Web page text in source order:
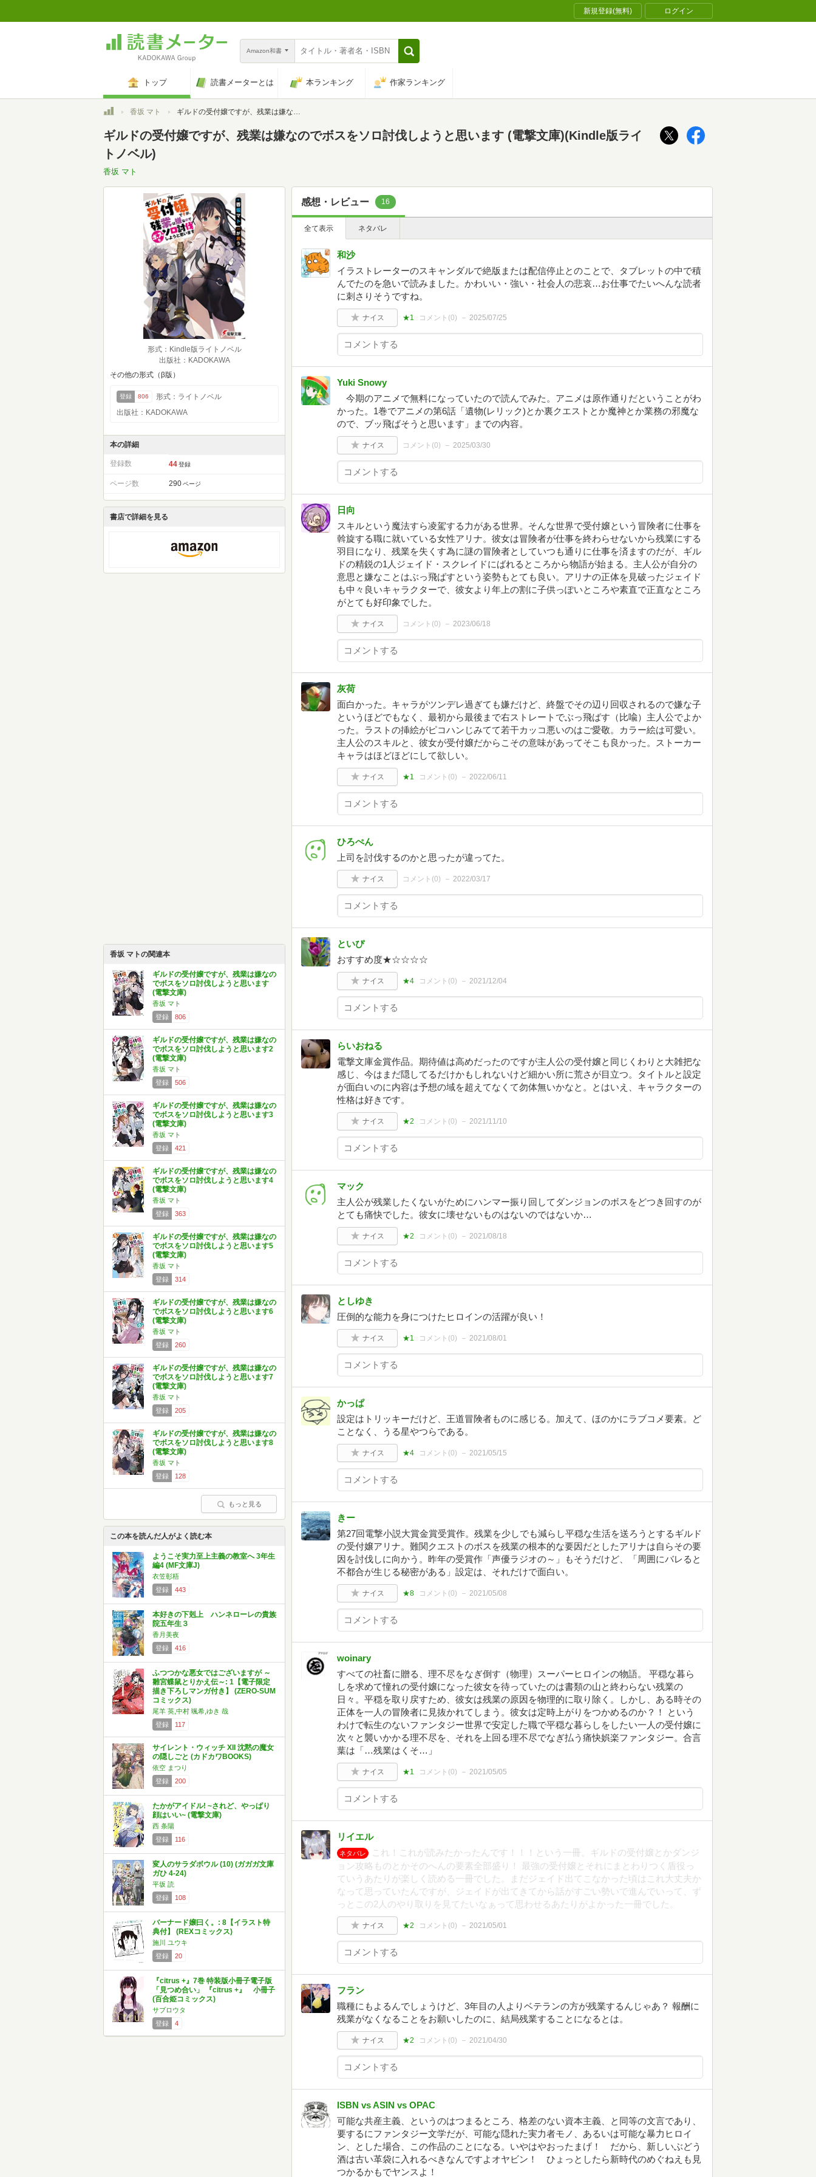
新規登録(無料) ログイン
Amazon和書
トップ 読書メーターとは 本ランキング 作家ランキング
トップ香坂 マト ギルドの受付嬢ですが、残業は嫌なのでボスをソロ討伐しようと思います (電撃文庫)
ギルドの受付嬢ですが、残業は嫌なのでボスをソロ討伐しようと思います (電撃文庫)(Kindle版ライ
トノベル)
香坂 マト
形式：Kindle版ライトノベル
出版社：KADOKAWA
その他の形式（β版）
登録 806
形式：ライトノベル
出版社：KADOKAWA
本の詳細
登録数 44 登録
ページ数 290 ページ
書店で詳細を見る
香坂 マトの関連本
ギルドの受付嬢ですが、残業は嫌なの
でボスをソロ討伐しようと思います
(電撃文庫)
香坂 マト
登録
806
ギルドの受付嬢ですが、残業は嫌なの
でボスをソロ討伐しようと思います2
(電撃文庫)
香坂 マト
登録
506
ギルドの受付嬢ですが、残業は嫌なの
でボスをソロ討伐しようと思います3
(電撃文庫)
香坂 マト
登録
421
ギルドの受付嬢ですが、残業は嫌なの
でボスをソロ討伐しようと思います4
(電撃文庫)
香坂 マト
登録
363
ギルドの受付嬢ですが、残業は嫌なの
でボスをソロ討伐しようと思います5
(電撃文庫)
香坂 マト
登録
314
ギルドの受付嬢ですが、残業は嫌なの
でボスをソロ討伐しようと思います6
(電撃文庫)
香坂 マト
登録
260
ギルドの受付嬢ですが、残業は嫌なの
でボスをソロ討伐しようと思います7
(電撃文庫)
香坂 マト
登録
205
ギルドの受付嬢ですが、残業は嫌なの
でボスをソロ討伐しようと思います8
(電撃文庫)
香坂 マト
登録
128
もっと見る
この本を読んだ人がよく読む本
ようこそ実力至上主義の教室へ 3年生
編4 (MF文庫J)
衣笠彰梧
登録
443
本好きの下剋上 ハンネローレの貴族
院五年生３
香月美夜
登録
416
ふつつかな悪女ではございますが ～
雛宮蝶鼠とりかえ伝～: 1【電子限定
描き下ろしマンガ付き】 (ZERO-SUM
コミックス)
尾羊 英,中村 颯希,ゆき 哉
登録
117
サイレント・ウィッチ XII 沈黙の魔女
の隠しごと (カドカワBOOKS)
依空 まつり
登録
200
たかがアイドル! ~されど、やっぱり
顔はいい~ (電撃文庫)
西 条陽
登録
116
変人のサラダボウル (10) (ガガガ文庫
ガひ 4-24)
平坂 読
登録
108
バーナード嬢曰く。: 8【イラスト特
典付】 (REXコミックス)
施川 ユウキ
登録
20
『citrus +』7巻 特装版小冊子電子版
「見つめ合い」 『citrus +』 小冊子
(百合姫コミックス)
サブロウタ
登録
4
感想・レビュー 16
全て表示 ネタバレ
和沙
イラストレーターのスキャンダルで絶版または配信停止とのことで、タブレットの中で積
んでたのを急いで読みました。かわいい・強い・社会人の悲哀…お仕事でたいへんな読者
に刺さりそうですね。
ナイス ★1 コメント(0) 2025/07/25
Yuki Snowy
今期のアニメで無料になっていたので読んでみた。アニメは原作通りだということがわ
かった。1巻でアニメの第6話「遺物(レリック)とか裏クエストとか魔神とか業務の邪魔な
ので、ブッ飛ばそうと思います」までの内容。
ナイス コメント(0) 2025/03/30
日向
スキルという魔法すら凌駕する力がある世界。そんな世界で受付嬢という冒険者に仕事を
斡旋する職に就いている女性アリナ。彼女は冒険者が仕事を終わらせないから残業にする
羽目になり、残業を失くす為に謎の冒険者としていつも通りに仕事を済ますのだが、ギル
ドの精鋭の1人ジェイド・スクレイドにばれるところから物語が始まる。主人公が自分の
意思と嫌なことはぶっ飛ばすという姿勢もとても良い。アリナの正体を見破ったジェイド
も中々良いキャラクターで、彼女より年上の割に子供っぽいところや素直で正直なところ
がとても好印象でした。
ナイス コメント(0) 2023/06/18
灰荷
面白かった。キャラがツンデレ過ぎても嫌だけど、終盤でその辺り回収されるので嫌な子
というほどでもなく、最初から最後まで右ストレートでぶっ飛ばす（比喩）主人公でよか
った。ラストの挿絵がピコハンじみてて若干カッコ悪いのはご愛敬。カラー絵は可愛い。
主人公のスキルと、彼女が受付嬢だからこその意味があってそこも良かった。ストーカー
キャラはほどほどにして欲しい。
ナイス ★1 コメント(0) 2022/06/11
ひろぺん
上司を討伐するのかと思ったが違ってた。
ナイス コメント(0) 2022/03/17
といぴ
おすすめ度★☆☆☆☆
ナイス ★4 コメント(0) 2021/12/04
らいおねる
電撃文庫金賞作品。期待値は高めだったのですが主人公の受付嬢と同じくわりと大雑把な
感じ、今はまだ隠してるだけかもしれないけど細かい所に荒さが目立つ。タイトルと設定
が面白いのに内容は予想の域を超えてなくて勿体無いかなと。とはいえ、キャラクターの
性格は好きです。
ナイス ★2 コメント(0) 2021/11/10
マック
主人公が残業したくないがためにハンマー振り回してダンジョンのボスをどつき回すのが
とても痛快でした。彼女に壊せないものはないのではないか…
ナイス ★2 コメント(0) 2021/08/18
としゆき
圧倒的な能力を身につけたヒロインの活躍が良い！
ナイス ★1 コメント(0) 2021/08/01
かっぱ
設定はトリッキーだけど、王道冒険者ものに感じる。加えて、ほのかにラブコメ要素。ど
ことなく、うる星やつらである。
ナイス ★4 コメント(0) 2021/05/15
きー
第27回電撃小説大賞金賞受賞作。残業を少しでも減らし平穏な生活を送ろうとするギルド
の受付嬢アリナ。難関クエストのボスを残業の根本的な要因だとしたアリナは自らその要
因を討伐しに向かう。昨年の受賞作「声優ラジオの～」もそうだけど、「周囲にバレると
不都合が生じる秘密がある」設定は、それだけで面白い。
ナイス ★8 コメント(0) 2021/05/08
woinary
すべての社畜に贈る、理不尽をなぎ倒す（物理）スーパーヒロインの物語。 平穏な暮ら
しを求めて憧れの受付嬢になった彼女を待っていたのは書類の山と終わらない残業の
日々。平穏を取り戻すため、彼女は残業の原因を物理的に取り除く。しかし、ある時その
正体を一人の冒険者に見抜かれてしまう。彼女は定時上がりをつかめるのか？！ という
わけで転生のないファンタジー世界で安定した職で平穏な暮らしをしたい一人の受付嬢に
次々と襲いかかる理不尽を、それを上回る理不尽でなぎ払う痛快娯楽ファンタジー。合言
葉は「…残業はくそ…」
ナイス ★1 コメント(0) 2021/05/05
リイエル
ネタバレ
これ！これが読みたかったんです！！！という一冊。ギルドの受付嬢とかダンジ
ョン攻略ものとかそのへんの要素全部盛り！ 最強の受付嬢とそれにまとわりつく盾役っ
ていうあたりが楽しく読める一冊でした。まだジェイド出てこなかった頃はこれ大丈夫か
なって思っていたんですが、ジェイドが出てきてから話がすごい勢いで進んでいって、ず
っとこの2人のやり取りを見てたいなぁって思わせるあたりがよかった一冊でした。
ナイス ★2 コメント(0) 2021/05/01
フラン
職種にもよるんでしょうけど、3年目の人よりベテランの方が残業するんじゃあ？ 報酬に
残業がなくなることをお願いしたのに、結局残業することになるとは。
ナイス ★2 コメント(0) 2021/04/30
ISBN vs ASIN vs OPAC
可能な共産主義、というのはつまるところ、格差のない資本主義、と同等の文言であり、
要するにファンタジー文学だが、可能な隠れた実力者モノ、あるいは可能な暴力ヒロイ
ン、とした場合、この作品のことになる。いやはやおったまげ！ だから、新しいぶどう
酒は古い革袋に入れるべきなんですよオヤビン！ ひょっとしたら新時代のめぐねえも見
つかるかもでヤンスよ！